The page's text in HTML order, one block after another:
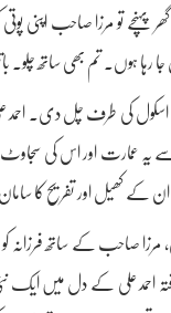
تو مرزا صاحب اپنی
جا رہا ہوں۔ تم بھی ساتھ چلو۔
اسکول کی طرف چل دی۔ احمد
عمارت اور اس کی سجاوٹ
کے کھیل اور تفریح کا
مرزا صاحب کے ساتھ فرزانہ
احمد علی کے دل میں ایک